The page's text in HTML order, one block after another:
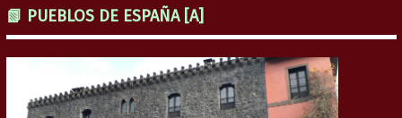
📗 PUEBLOS DE ESPAÑA [A]